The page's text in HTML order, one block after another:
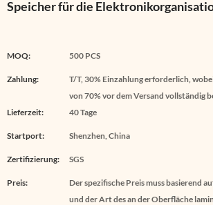
Speicher für die
MOQ: 500 PCS
Zahlung:
T/T, 30% Einzahlung erforderlich,
von 70% vor dem Versand vollständig
Lieferzeit:
40 Tage
Startport: Shenzhen, China
Zertifizierung: SGS
Preis:
Der spezifische Preis muss basierend
und der Art des an der Oberfläche